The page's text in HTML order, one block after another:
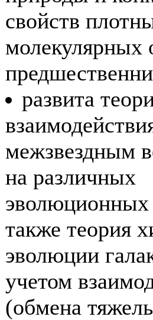
свойств
молекулярных
развита
межзвездным
на различных
эволюционных
также теория
эволюции
учетом
(обмена